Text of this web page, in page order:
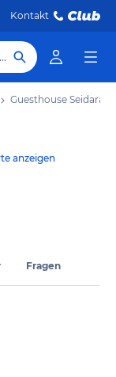
Kontakt
Hotel, Reiseziel
Guesthouse Seidarap
anzeigen
Fragen